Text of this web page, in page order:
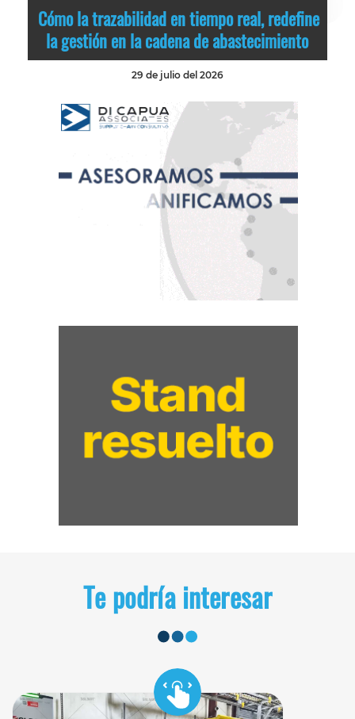
Cómo la trazabilidad en tiempo real, redefine
la gestión en la cadena de abastecimiento
29 de julio del 2026
Te podría interesar